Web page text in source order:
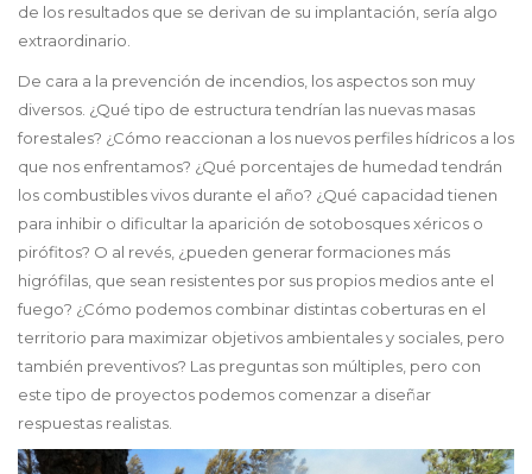
de los resultados que se derivan de su implantación, sería algo
extraordinario.
De cara a la prevención de incendios, los aspectos son muy
diversos. ¿Qué tipo de estructura tendrían las nuevas masas
forestales? ¿Cómo reaccionan a los nuevos perfiles hídricos a los
que nos enfrentamos? ¿Qué porcentajes de humedad tendrán
los combustibles vivos durante el año? ¿Qué capacidad tienen
para inhibir o dificultar la aparición de sotobosques xéricos o
pirófitos? O al revés, ¿pueden generar formaciones más
higrófilas, que sean resistentes por sus propios medios ante el
fuego? ¿Cómo podemos combinar distintas coberturas en el
territorio para maximizar objetivos ambientales y sociales, pero
también preventivos? Las preguntas son múltiples, pero con
este tipo de proyectos podemos comenzar a diseñar
respuestas realistas.